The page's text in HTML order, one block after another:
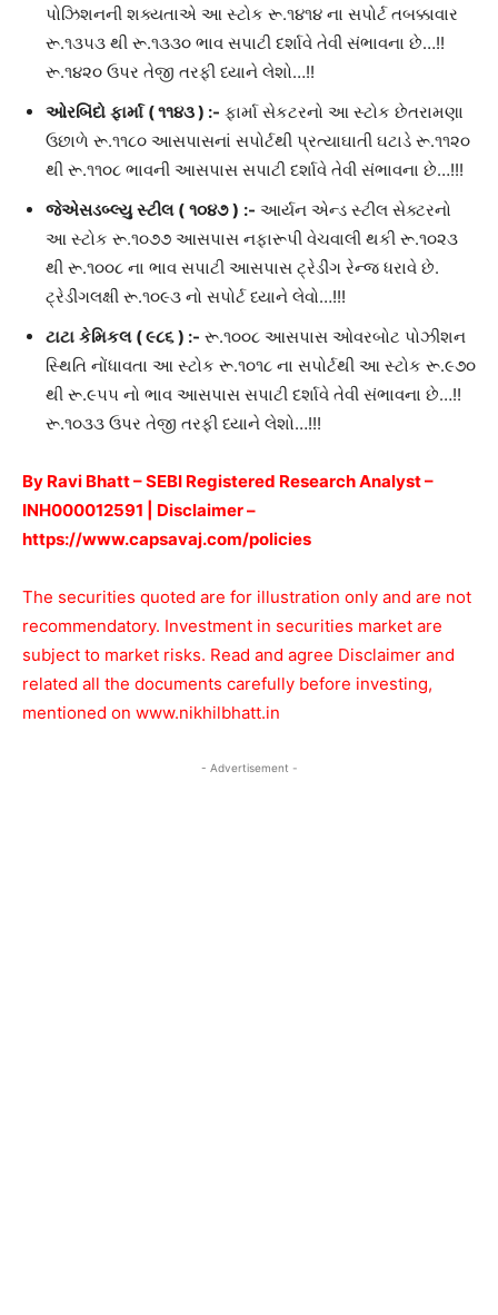
પોઝિશનની શક્યતાએ આ સ્ટોક રૂ.૧૪૧૪ ના સપોર્ટ તબક્કાવાર
રૂ.૧૩૫૩ થી રૂ.૧૩૩૦ ભાવ સપાટી દર્શાવે તેવી સંભાવના છે…!!
રૂ.૧૪૨૦ ઉપર તેજી તરફી ધ્યાને લેશો…!!
ઓરબિંદો ફાર્મા (૧૧૪૩) :- ફાર્મા સેકટરનો આ સ્ટોક છેતરામણા
ઉછાળે રૂ.૧૧૮૦ આસપાસનાં સપોર્ટથી પ્રત્યાઘાતી ઘટાડે રૂ.૧૧૨૦
થી રૂ.૧૧૦૮ ભાવની આસપાસ સપાટી દર્શાવે તેવી સંભાવના છે…!!!
જેએસડબ્લ્યુ સ્ટીલ ( ૧૦૪૭ ) :- આર્યન એન્ડ સ્ટીલ સેક્ટરનો
આ સ્ટોક રૂ.૧૦૭૭ આસપાસ નફારૂપી વેચવાલી થકી રૂ.૧૦૨૩
થી રૂ.૧૦૦૮ ના ભાવ સપાટી આસપાસ ટ્રેડીંગ રેન્જ ધરાવે છે.
ટ્રેડીંગલક્ષી રૂ.૧૦૯૩ નો સપોર્ટ ધ્યાને લેવો…!!!
ટાટા કેમિકલ (૯૮૬ ) :- રૂ.૧૦૦૮ આસપાસ ઓવરબોટ પોઝીશન
સ્થિતિ નોંધાવતા આ સ્ટોક રૂ.૧૦૧૮ ના સપોર્ટથી આ સ્ટોક રૂ.૯૭૦
થી રૂ.૯૫૫ નો ભાવ આસપાસ સપાટી દર્શાવે તેવી સંભાવના છે…!!
રૂ.૧૦૩૩ ઉપર તેજી તરફી ધ્યાને લેશો…!!!
By Ravi Bhatt – SEBI Registered Research Analyst –
INH000012591 | Disclaimer –
https://www.capsavaj.com/policies
The securities quoted are for illustration only and are not
recommendatory. Investment in securities market are
subject to market risks. Read and agree Disclaimer and
related all the documents carefully before investing,
mentioned on www.nikhilbhatt.in
- Advertisement -